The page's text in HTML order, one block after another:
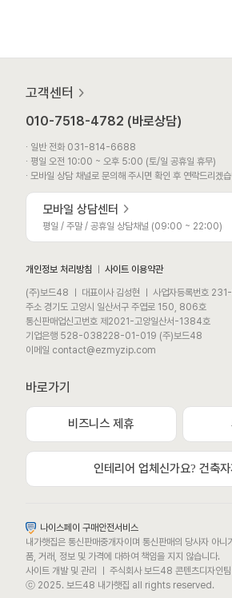
고객센터
010-7518-4782 (바로상담)
∙ 일반 전화 031-814-6688
∙ 평일 오전 10:00 ~ 오후 5:00 (토/일 공휴일 휴무)
∙ 모바일 상담 채널로 문의해 주시면 확인 후 연락드리겠
모바일 상담센터
평일 / 주말 / 공휴일 상담채널 (09:00 ~ 22:00)
개인정보 처리방침 ㅣ 사이트 이용약관
(주)보드48 ㅣ 대표이사 김성현 ㅣ 사업자등록번호
주소 경기도 고양시 일산서구 주엽로 150, 806호
통신판매업신고번호 제2021-고양일산서-1384호
기업은행 528-038228-01-019 (주)보드48
이메일 contact@ezmyzip.com
바로가기
비즈니스 제휴
인테리어 업체신가요? 건축자
나이스페이 구매안전서비스
내가햇집은 통신판매중개자이며 통신판매의 당사자 아니
품, 거래, 정보 및 가격에 대하여 책임을 지지 않습니다.
사이트 개발 및 관리 ㅣ 주식회사 보드48 콘텐츠디자인팀
ⓒ 2025. 보드48 내가햇집 all rights reserved.
모바일 상담채널
평일 / 주말 / 공휴일 상담채널 (09:00 ~
문자메시지로 문의하기
또는